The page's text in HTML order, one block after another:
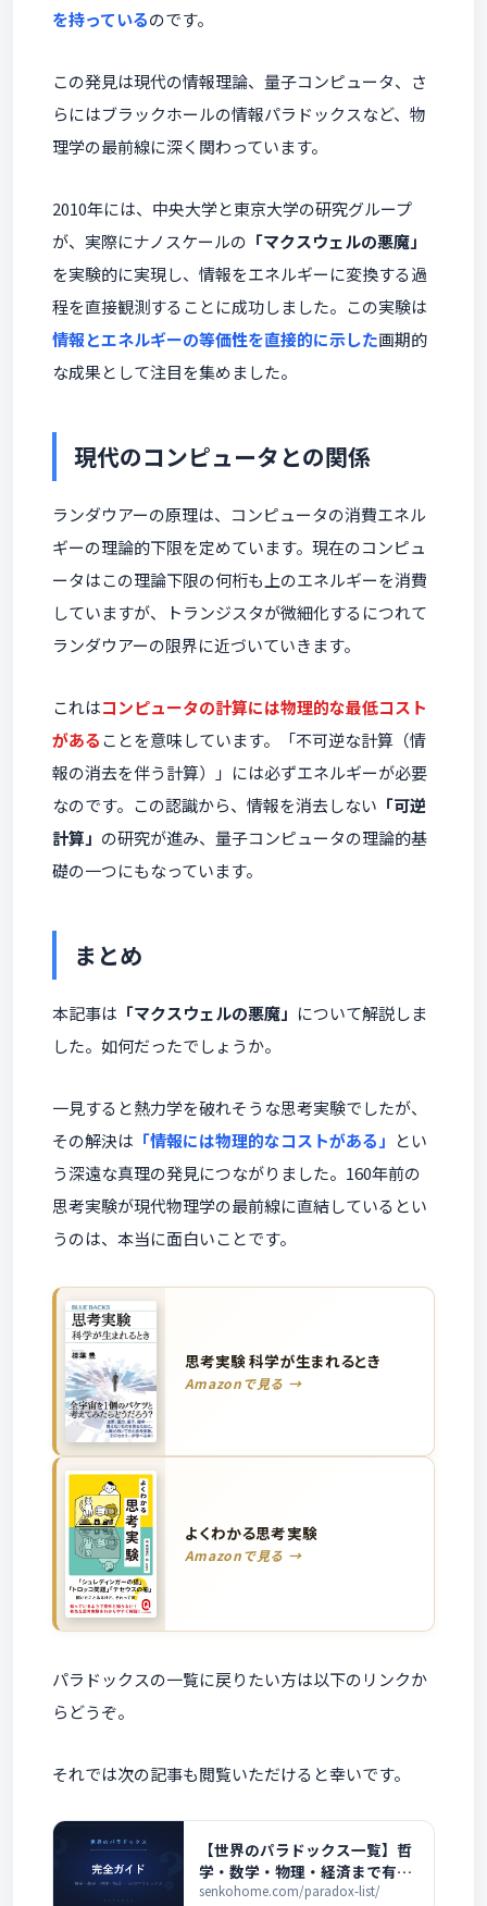
を持っているのです。
この発見は現代の情報理論、量子コンピュータ、さ
らにはブラックホールの情報パラドックスなど、物
理学の最前線に深く関わっています。
2010年には、中央大学と東京大学の研究グループ
が、実際にナノスケールの 「マクスウェルの悪魔」
を実験的に実現し、情報をエネルギーに変換する過
程を直接観測することに成功しました。この実験は
情報とエネルギーの等価性を直接的に示した画期的
な成果として注目を集めました。
現代のコンピュータとの関係
ランダウアーの原理は、コンピュータの消費エネル
ギーの理論的下限を定めています。現在のコンピュ
ータはこの理論下限の何桁も上のエネルギーを消費
していますが、トランジスタが微細化するにつれて
ランダウアーの限界に近づいていきます。
これはコンピュータの計算には物理的な最低コスト
があることを意味しています。「不可逆な計算（情
報の消去を伴う計算）」には必ずエネルギーが必要
なのです。この認識から、情報を消去しない 「可逆
計算」 の研究が進み、量子コンピュータの理論的基
礎の一つにもなっています。
まとめ
本記事は 「マクスウェルの悪魔」 について解説しま
した。如何だったでしょうか。
一見すると熱力学を破れそうな思考実験でしたが、
その解決は 「情報には物理的なコストがある」 とい
う深遠な真理の発見につながりました。160年前の
思考実験が現代物理学の最前線に直結しているとい
うのは、本当に面白いことです。
思考実験 科学が生まれるとき
Amazonで見る →
よくわかる思考実験
Amazonで見る →
パラドックスの一覧に戻りたい方は以下のリンクか
らどうぞ。
それでは次の記事も閲覧いただけると幸いです。
【世界のパラドックス一覧】哲
学・数学・物理・経済まで有名
パラドックスを完全解説
senkohome.com/paradox-list/